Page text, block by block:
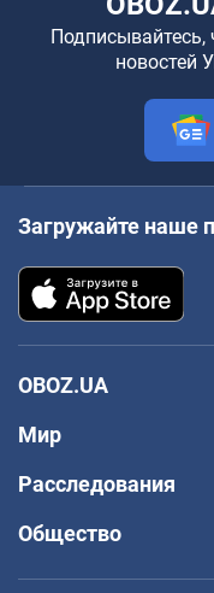
Подписывайтесь,
новостей
Загружайте наше
OBOZ.UA
Мир
Расследования
Общество